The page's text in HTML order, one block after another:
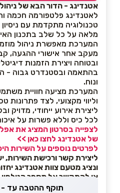
אטנדינג - הדור הבא של ניהול
לאטנדינג פלטפורמה חכמה
טכנולוגיה מתקדמת עם
מלאה על כל שלב בתכנון
המערכת מאפשרת ניהול
מעקב אחר אישורי ההגעה,
ובטוחה ויצירת הזמנות
בהתאמה ובסטנדרט גבוה -
ונוח.
המערכת מציעה חוויית
וליווי מקצועי, לצד פתרונות
ליצירת אירוע ייחודי, מדויק
לכל כיס וללא פשרות על
לצפייה בסרטון המציג את
של אטנדינג לחצו כאן >>
לפרטים נוספים על השירות
ליצירת קשר ורכישת השירות,
ונציג מטעם צוות אטנדינג
או להתקשר אל מספר הטלפון 0549112001
תוקף ההטבה עד - 07.09.2026